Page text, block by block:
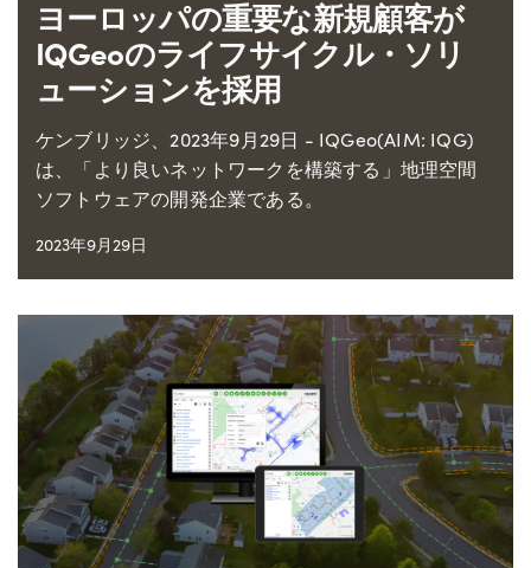
ヨーロッパの重要な新規顧客が
IQGeoのライフサイクル・ソリ
ューションを採用
ケンブリッジ、2023年9月29日 - IQGeo(AIM: IQG)
は、「より良いネットワークを構築する」地理空間
ソフトウェアの開発企業である。
2023年9月29日